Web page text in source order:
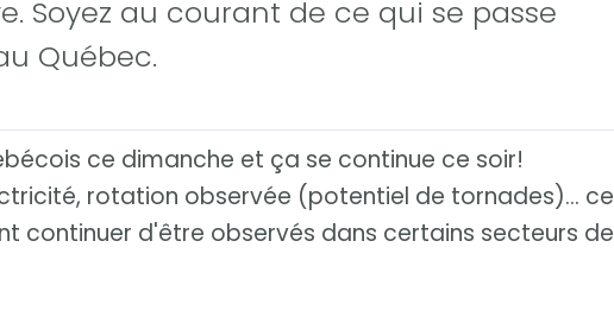
Soyez au courant de ce qui se passe
Québec.
ce dimanche et ça se continue ce soir!
rotation observée (potentiel de tornades)... ce
continuer d'être observés dans certains secteurs de